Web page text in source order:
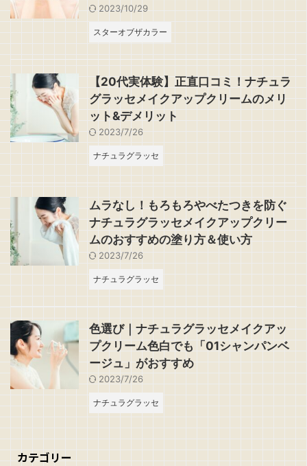
2023/10/29
スターオブザカラー
【20代実体験】正直口コミ！ナチュラ
グラッセメイクアップクリームのメリ
ット&デメリット
2023/7/26
ナチュラグラッセ
ムラなし！もろもろやべたつきを防ぐ
ナチュラグラッセメイクアップクリー
ムのおすすめの塗り方＆使い方
2023/7/26
ナチュラグラッセ
色選び｜ナチュラグラッセメイクアッ
プクリーム色白でも「01シャンパンベ
ージュ」がおすすめ
2023/7/26
ナチュラグラッセ
カテゴリー